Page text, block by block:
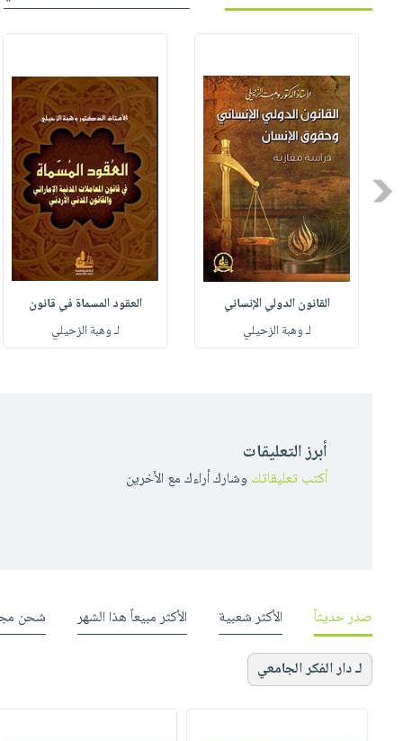
Previous
القانون الدولي الإنساني
لـ وهبة الزحيلي
العقود المسماة في قانون
لـ وهبة الزحيلي
أبرز التعليقات
أكتب تعليقاتك وشارك أراءك مع الأخرين
صدر حديثاً الأكثر شعبية الأكثر مبيعاً هذا الشهر شحن
لـ دار الفكر الجامعي